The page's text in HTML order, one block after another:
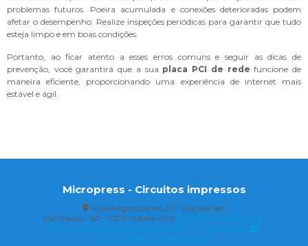
problemas futuros. Poeira acumulada e conexões deterioradas podem
afetar o desempenho. Realize inspeções periódicas para garantir que tudo
esteja limpo e em boas condições.
Portanto, ao ficar atento a esses erros comuns e seguir as dicas de
prevenção, você garantirá que a sua placa PCI de rede funcione de
maneira eficiente, proporcionando uma experiência de internet mais
estável e ágil.
Micropress - Circuitos impressos
Rua Angaturama, 51 - Vila Moraes
São Paulo - SP - CEP: 04164-010
(11) 2940-6262
(11)
97260-7882
(11) 99620-2332
(11) 97260-7760
comercial@micropress.com.br